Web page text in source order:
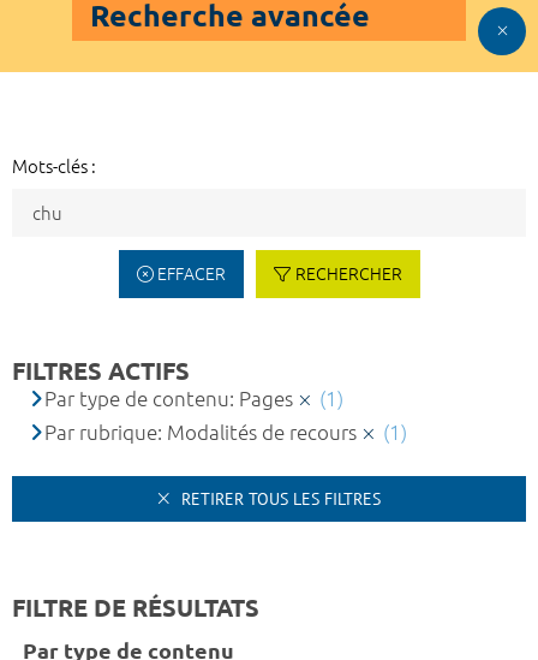
Recherche avancée
Mots-clés :
EFFACER RECHERCHER
FILTRES ACTIFS
Par type de contenu: Pages
(1)
Par rubrique: Modalités de recours
(1)
RETIRER TOUS LES FILTRES
FILTRE DE RÉSULTATS
Par type de contenu